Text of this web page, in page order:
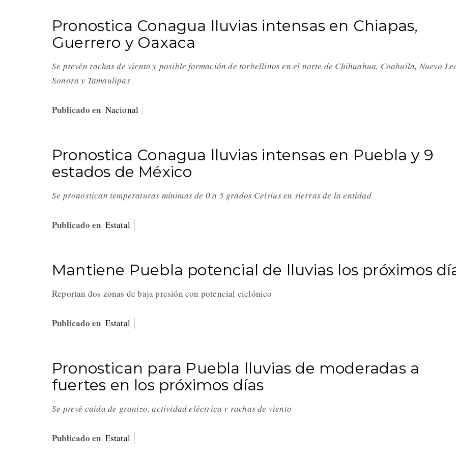
Pronostica Conagua lluvias intensas en Chiapas,
Guerrero y Oaxaca
Se prevén rachas de viento y posible formación de torbellinos en el norte de Chihuahua, Coahuila, Nuevo
Sonora y Tamaulipas
Publicado en Nacional
Pronostica Conagua lluvias intensas en Puebla y 9
estados de México
Se pronostican temperaturas mínimas de 0 a 5 grados Celsius en sierras de la entidad
Publicado en Estatal
Mantiene Puebla potencial de lluvias los próximos
Reportan dos zonas de baja presión con potencial ciclónico
Publicado en Estatal
Pronostican para Puebla lluvias de moderadas a
fuertes en los próximos días
Se prevé caída de granizo, actividad eléctrica y rachas de viento
Publicado en Estatal